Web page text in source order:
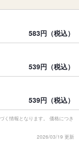
583円（税込）
539円（税込）
539円（税込）
く情報となります。 価格につき
2026/03/19 更新